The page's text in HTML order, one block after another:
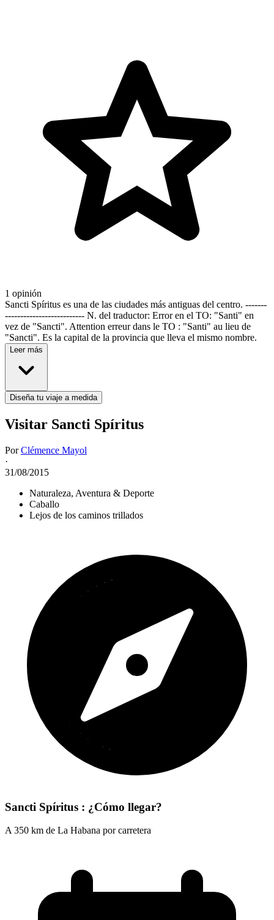
1 opinión
Sancti Spíritus es una de las ciudades más antiguas del centro. -------
-------------------------- N. del traductor: Error en el TO: "Santi" en
vez de "Sancti". Attention erreur dans le TO : "Santi" au lieu de
"Sancti". Es la capital de la provincia que lleva el mismo nombre.
Leer más
Diseña tu viaje a medida
Visitar Sancti Spíritus
PorClémence Mayol
·
31/08/2015
Naturaleza, Aventura & Deporte
Caballo
Lejos de los caminos trillados
Sancti Spíritus : ¿Cómo llegar?
A 350 km de La Habana por carretera